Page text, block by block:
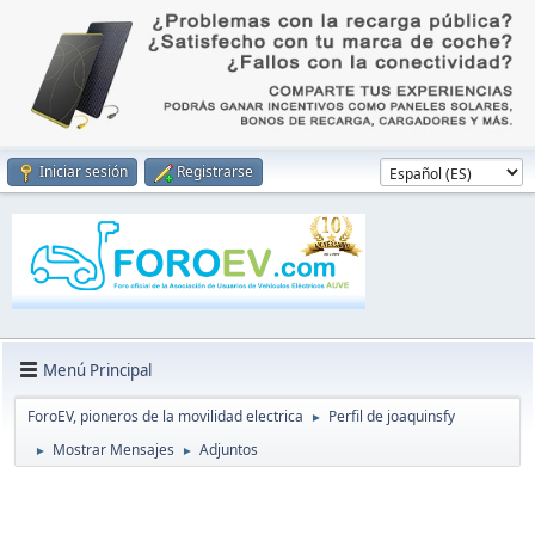
Iniciar sesión Registrarse
Menú Principal
ForoEV, pioneros de la movilidad electrica ► Perfil de joaquinsfy
► Mostrar Mensajes ► Adjuntos